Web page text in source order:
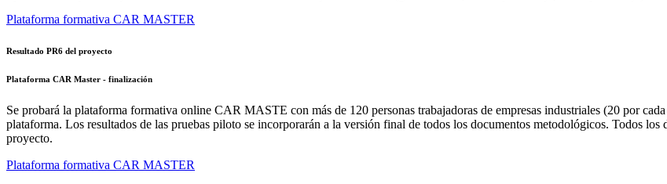
Plataforma formativa CAR MASTER
Resultado PR6 del proyecto
Plataforma CAR Master - finalización
Se probará la plataforma formativa online CAR MASTE con más de 120 personas trabajadoras de empresas industriales (20 por
plataforma. Los resultados de las pruebas piloto se incorporarán a la versión final de todos los documentos metodológicos. Todos
proyecto.
Plataforma formativa CAR MASTER